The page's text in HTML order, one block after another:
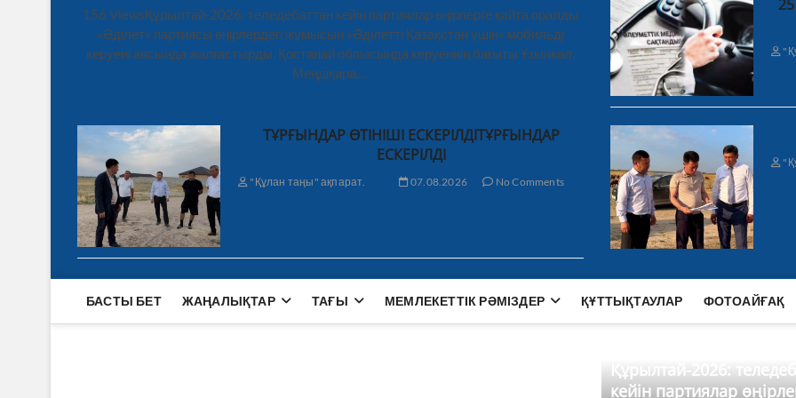
156 ViewsҚұрылтай-2026: теледебаттан кейін партиялар өңірлерге қайта оралды
«Әділет» партиясы өңірлердегі жұмысын «Әділетті Қазақстан үшін» мобильді
керуені аясында жалғастырды. Қостанай облысында керуеннің бағыты Ұзынкөл,
Меңдіқара,…
ТҰРҒЫНДАР ӨТІНІШІ ЕСКЕРІЛДІТҰРҒЫНДАР
ЕСКЕРІЛДІ
"Құлан таңы" ақпарат. 07.08.2026 No Comments
БАСТЫ БЕТ ЖАҢАЛЫҚТАР ТАҒЫ МЕМЛЕКЕТТІК РӘМІЗДЕР ҚҰТТЫҚТАУЛАР ФОТОАЙҒАҚ
Құрылтай-2026:
кейін партиялар